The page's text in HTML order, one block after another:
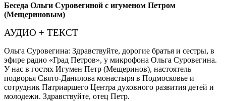
Беседа Ольги Суровегиной с игуменом Петром
(Мещериновым)
АУДИО + ТЕКСТ
Ольга Суровегина: Здравствуйте, дорогие братья и сестры, в
эфире радио «Град Петров», у микрофона Ольга Суровегина.
У нас в гостях Игумен Петр (Мещеринов), настоятель
подворья Свято-Данилова монастыря в Подмосковье и
сотрудник Патриаршего Центра духовного развития детей и
молодежи. Здравствуйте, отец Петр.